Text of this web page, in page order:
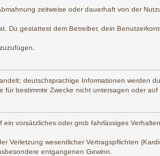
zeitweise oder dauerhaft von der
Du gestattest dem Betreiber, dein
deutschsprachige Informationen werden
bestimmte Zwecke nicht untersagen oder auf
vorsätzliches oder grob fahrlässiges
wesentlicher Vertragspflichten
entgangenen Gewinn.